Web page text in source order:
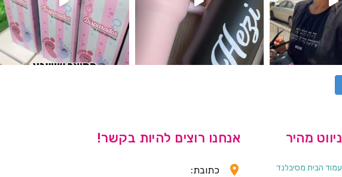
אנחנו רוצים להיות בקשר!
כתובת:
ניווט מהיר
עמוד הבית מסיבלנד